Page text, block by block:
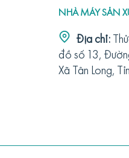
NHÀ MÁY SẢN
Địa chỉ:
đồ số 13,
Xã Tân Long,